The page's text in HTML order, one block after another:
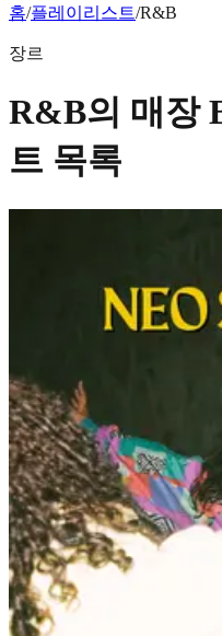
홈/플레이리스트/R&B
장르
R&B의 매장
트 목록